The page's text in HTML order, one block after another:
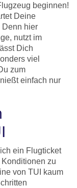
beginnen!
Deine
Denn hier
nutzt im
Dich
viel
zum
einfach nur
ein Flugticket
zu
von TUI kaum